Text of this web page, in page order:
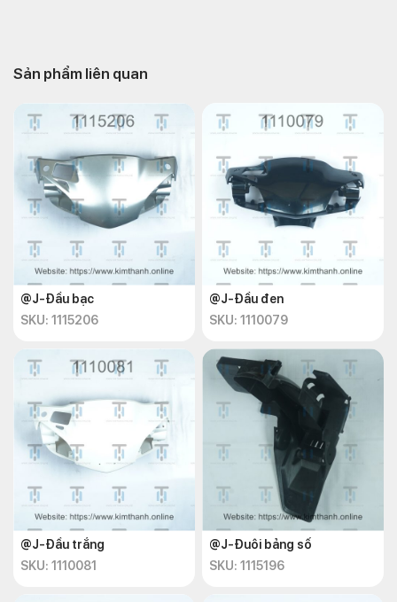
Sản phẩm liên quan
@J-Đầu bạc
SKU: 1115206
@J-Đầu đen
SKU: 1110079
@J-Đầu trắng
SKU: 1110081
@J-Đuôi bảng số
SKU: 1115196